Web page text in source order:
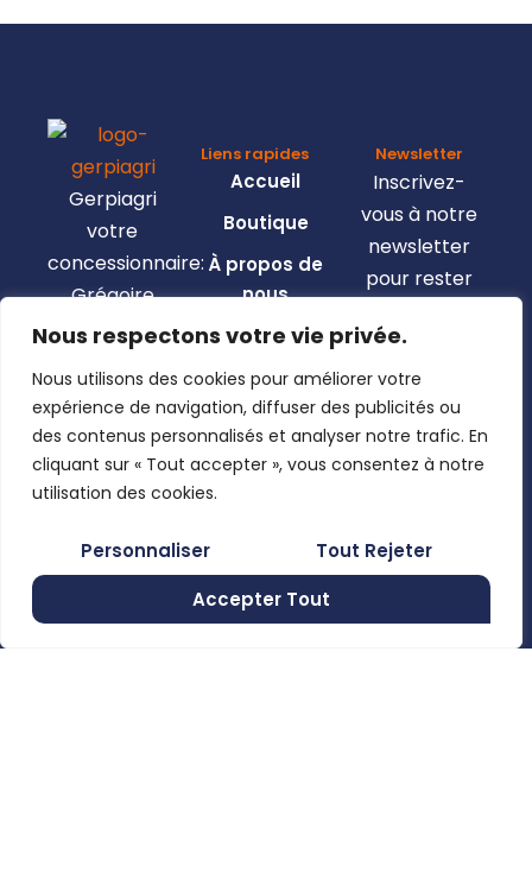
Nous respectons votre vie privée.
Nous utilisons des cookies pour améliorer votre
expérience de navigation, diffuser des publicités ou
des contenus personnalisés et analyser notre trafic. En
cliquant sur « Tout accepter », vous consentez à notre
utilisation des cookies.
Personnaliser
Tout Rejeter
Accepter Tout
Gerpiagri
votre
concessionnaire:
Grégoire
Besson,
Claas,
Josking,
Wacker
Neuson,
Clemens, …
Moncheret
Gerpinnes,
Liens rapides
Accueil
Boutique
À propos de
nous
Nous
Mon compte
Pages légales
Mentions
confidentialité
Conditions
générales de
Newsletter
Inscrivez-
vous à notre
newsletter
pour rester
toutes les
nouveautés.
vous
stockage et